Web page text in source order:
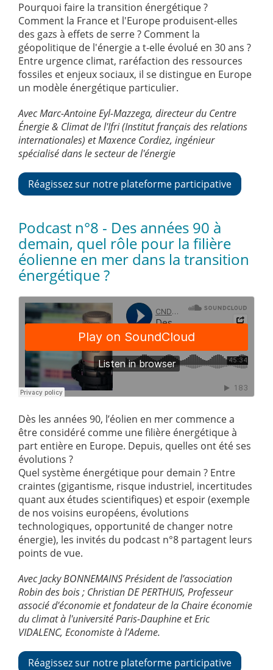
Pourquoi faire la transition énergétique ?
Comment la France et l'Europe produisent-elles
des gazs à effets de serre ? Comment la
géopolitique de l'énergie a t-elle évolué en 30 ans ?
Entre urgence climat, raréfaction des ressources
fossiles et enjeux sociaux, il se distingue en Europe
un modèle énergétique particulier.
Avec Marc-Antoine Eyl-Mazzega, directeur du Centre
Énergie & Climat de l'Ifri (Institut français des relations
internationales) et Maxence Cordiez, ingénieur
spécialisé dans le secteur de l'énergie
Réagissez sur notre plateforme participative
Podcast n°8 - Des années 90 à
demain, quel rôle pour la filière
éolienne en mer dans la transition
énergétique ?
Dès les années 90, l’éolien en mer commence a
être considéré comme une filière énergétique à
part entière en Europe. Depuis, quelles ont été ses
évolutions ?
Quel système énergétique pour demain ? Entre
craintes (gigantisme, risque industriel, incertitudes
quant aux études scientifiques) et espoir (exemple
de nos voisins européens, évolutions
technologiques, opportunité de changer notre
énergie), les invités du podcast n°8 partagent leurs
points de vue.
Avec Jacky BONNEMAINS Président de l’association
Robin des bois ; Christian DE PERTHUIS, Professeur
associé d'économie et fondateur de la Chaire économie
du climat à l'université Paris-Dauphine et Eric
VIDALENC, Economiste à l’Ademe.
Réagissez sur notre plateforme participative